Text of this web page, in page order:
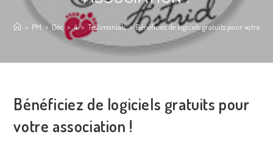
> PM > Déc > 4 > Testimonials > Bénéficiez de logiciels gratuits pour votre
Bénéficiez de logiciels gratuits pour
votre association !